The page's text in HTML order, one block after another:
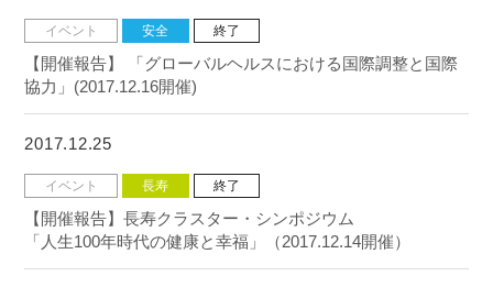
イベント 安全 終了
【開催報告】 「グローバルヘルスにおける国際調整と国際
協力」(2017.12.16開催)
2017.12.25
イベント 長寿 終了
【開催報告】長寿クラスター・シンポジウム
「人生100年時代の健康と幸福」（2017.12.14開催）